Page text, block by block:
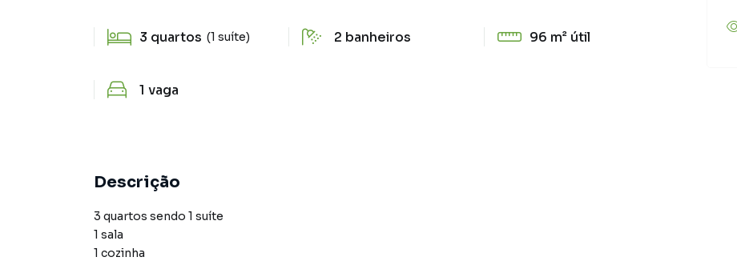
3 quartos (1 suíte) 2 banheiros 96 m² útil
1 vaga
Descrição
3 quartos sendo 1 suíte
1 sala
1 cozinha